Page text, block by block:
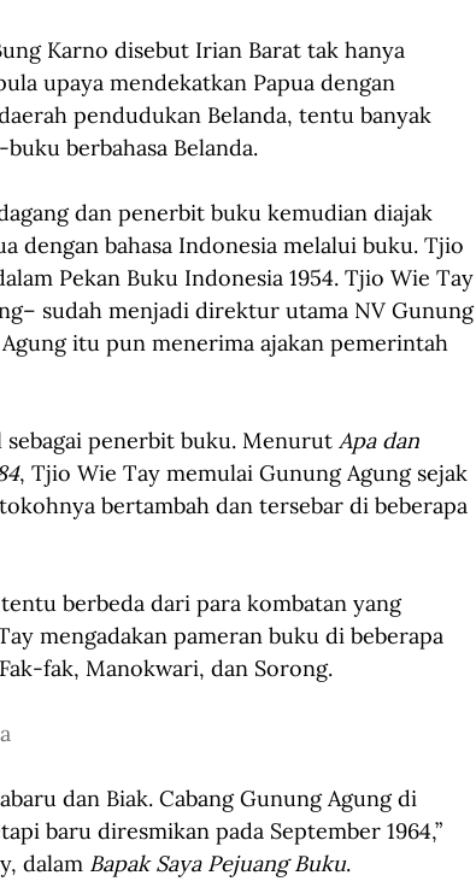
Karno disebut Irian Barat tak hanya
upaya mendekatkan Papua dengan
pendudukan Belanda, tentu banyak
berbahasa Belanda.
dan penerbit buku kemudian diajak
dengan bahasa Indonesia melalui buku. Tjio
Pekan Buku Indonesia 1954. Tjio Wie Tay
sudah menjadi direktur utama NV Gunung
itu pun menerima ajakan pemerintah
penerbit buku. Menurut Apa dan
, Tjio Wie Tay memulai Gunung Agung sejak
bertambah dan tersebar di beberapa
berbeda dari para kombatan yang
mengadakan pameran buku di beberapa
fak, Manokwari, dan Sorong.
dan Biak. Cabang Gunung Agung di
baru diresmikan pada September 1964,”
dalam Bapak Saya Pejuang Buku.